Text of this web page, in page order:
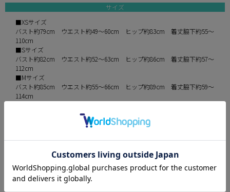
サイズ
■XSサイズ
バスト約79cm ウエスト約49～60cm ヒップ約83cm 着丈脇下約55～
110cm
■Sサイズ
バスト約82cm ウエスト約52～63cm ヒップ約86cm 着丈脇下約57～
112cm
■Mサイズ
バスト約85cm ウエスト約55～66cm ヒップ約89cm 着丈脇下約59～
114cm
バスト約88cm ウエスト約58～69cm ヒップ約92cm 着丈脇下約61～
※平置きでの実寸採寸のため、多少の誤差が生じる場合がございます。
予めご了承ください。
伸縮性 少しあり